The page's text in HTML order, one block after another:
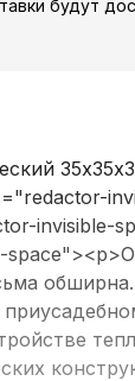
будут
invisible-